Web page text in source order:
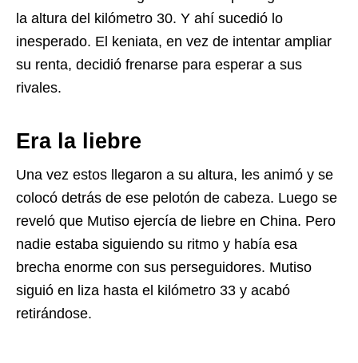
la altura del kilómetro 30. Y ahí sucedió lo
inesperado. El keniata, en vez de intentar ampliar
su renta, decidió frenarse para esperar a sus
rivales.
Era la liebre
Una vez estos llegaron a su altura, les animó y se
colocó detrás de ese pelotón de cabeza. Luego se
reveló que Mutiso ejercía de liebre en China. Pero
nadie estaba siguiendo su ritmo y había esa
brecha enorme con sus perseguidores. Mutiso
siguió en liza hasta el kilómetro 33 y acabó
retirándose.